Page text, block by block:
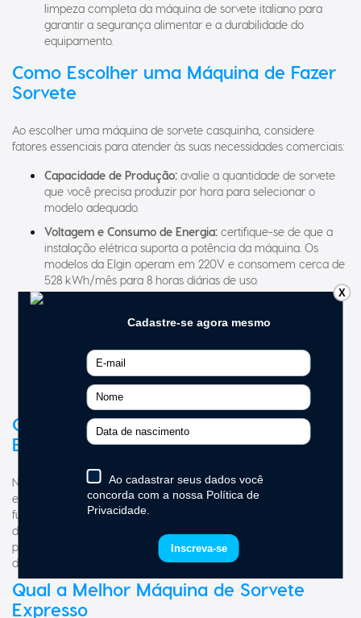
limpeza completa da máquina de sorvete italiano para
garantir a segurança alimentar e a durabilidade do
equipamento.
Como Escolher uma Máquina de Fazer
Sorvete
Ao escolher uma máquina de sorvete casquinha, considere
fatores essenciais para atender às suas necessidades comerciais:
Capacidade de Produção: avalie a quantidade de sorvete
que você precisa produzir por hora para selecionar o
modelo adequado.
Voltagem e Consumo de Energia: certifique-se de que a
instalação elétrica suporta a potência da máquina. Os
modelos da Elgin operam em 220V e consomem cerca de
528 kWh/mês para 8 horas diárias de uso.
condições adequadas para acomodar e ventilar o
Recursos Adicionais:
priorize máquinas com painéis
digitais, bombas de ar para maior rendimento e modos de
conservação de calda.
Quanto Custa Máquina de Sorvete
Expresso
Na Elgin, o preço da máquina de sorvete de massa pode variar
entre R$ 19.000,00 e R$ 21.000,00, dependendo do modelo e das
funcionalidades oferecidas. Esse valor reflete a alta tecnologia,
durabilidade e eficiência que cada equipamento proporciona
para o seu negócio. Consulte valores promocionais e facilidades
de pagamento vigentes no momento da sua compra.
Qual a Melhor Máquina de Sorvete
Expresso
X